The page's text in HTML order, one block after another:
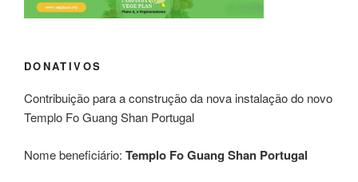
DONATIVOS
Contribuição para a construção da nova instalação do novo
Templo Fo Guang Shan Portugal
Nome beneficiário: Templo Fo Guang Shan Portugal